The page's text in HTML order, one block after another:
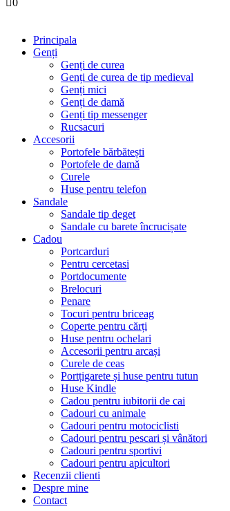
Principala
Genți
Genți de curea
Genți de curea de tip medieval
Genți mici
Genți de damă
Genți tip messenger
Rucsacuri
Accesorii
Portofele bărbătești
Portofele de damă
Curele
Huse pentru telefon
Sandale
Sandale tip deget
Sandale cu barete încrucișate
Cadou
Portcarduri
Pentru cercetasi
Portdocumente
Brelocuri
Penare
Tocuri pentru briceag
Coperte pentru cărți
Huse pentru ochelari
Accesorii pentru arcași
Curele de ceas
Portțigarete și huse pentru tutun
Huse Kindle
Cadou pentru iubitorii de cai
Cadouri cu animale
Cadouri pentru motociclisti
Cadouri pentru pescari și vânători
Cadouri pentru sportivi
Cadouri pentru apicultori
Recenzii clienti
Despre mine
Contact